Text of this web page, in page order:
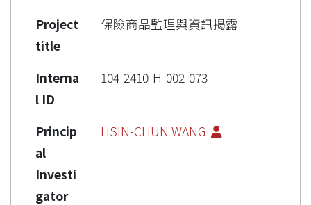
Project
title
保險商品監理與資訊揭露
Interna
l ID
104-2410-H-002-073-
Princip
al
Investi
gator
HSIN-CHUN WANG